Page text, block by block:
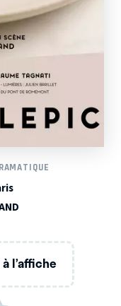
l’affiche